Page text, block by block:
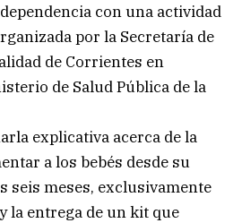
con una actividad
por la Secretaría de
de Corrientes en
de Salud Pública de la
explicativa acerca de la
a los bebés desde su
seis meses, exclusivamente
la entrega de un kit que